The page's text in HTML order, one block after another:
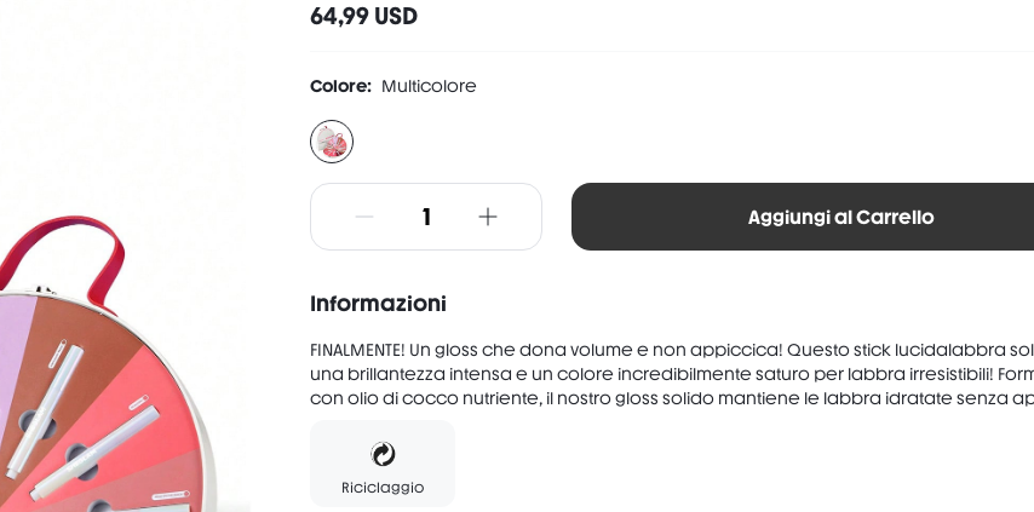
64,99 USD
Colore: Multicolore
Aggiungi al Carrello
Informazioni
FINALMENTE! Un gloss che dona volume e non appiccica! Questo stick lucidalabbra
una brillantezza intensa e un colore incredibilmente saturo per labbra irresistibili!
con olio di cocco nutriente, il nostro gloss solido mantiene le labbra idratate senza
Riciclaggio